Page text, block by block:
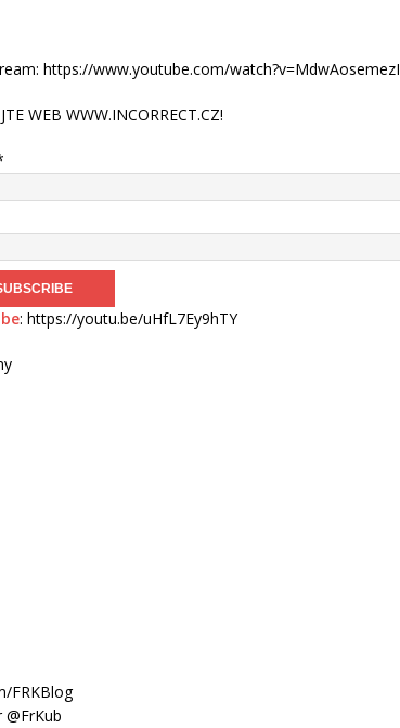
https://www.youtube.com/watch?v=MdwAosemezI
WEB WWW.INCORRECT.CZ!
: https://youtu.be/uHfL7Ey9hTY
FRKBlog